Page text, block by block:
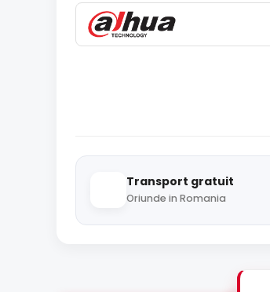
Transport gratuit
Oriunde in Romania